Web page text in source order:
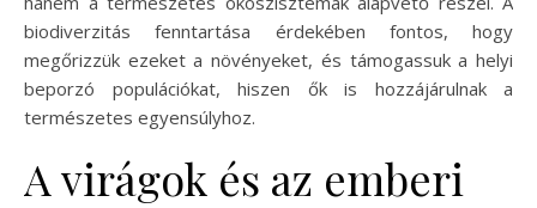
biodiverzitás fenntartása érdekében fontos, hogy
megőrizzük ezeket a növényeket, és támogassuk a helyi
beporzó populációkat, hiszen ők is hozzájárulnak a
természetes egyensúlyhoz.
A virágok és az emberi